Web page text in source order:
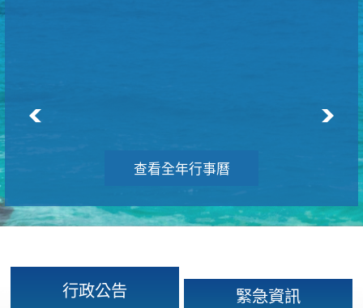
查看全年行事曆
行政公告 緊急資訊